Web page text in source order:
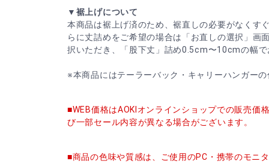
▼裾上げについて
本商品は裾上げ済のため、裾直しの必要がなくす
らに丈詰めをご希望の場合は「お直しの選択」画
択いただき、「股下丈」詰め0.5cm〜10cmの幅
※本商品にはテーラーバック・キャリーハンガー
■WEB価格はAOKIオンラインショップでの販売価
び一部セール内容が異なる場合がございます。
■商品の色味や質感は、ご使用のPC・携帯のモニ